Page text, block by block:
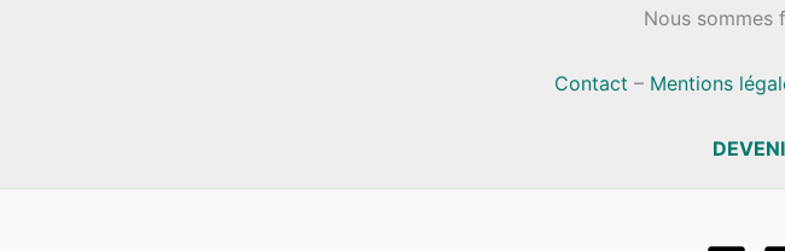
Nous sommes
Contact – Mentions